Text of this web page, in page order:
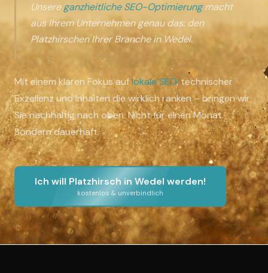
Unsereganzheitliche SEO-Optimierungmacht
aus Ihrem Unternehmen genau das: den
Platzhirschen Ihrer Branche in Wedel.
Mit einem klaren Fokus auflokale SEO, technischer
Exzellenz und Inhalten die wirklich ranken – bringen wir
Sie nachhaltig nach oben. Nicht für einen Monat.
Sondern dauerhaft.
Ich will Platzhirsch in Wedel werden!
kostenlos & unverbindlich